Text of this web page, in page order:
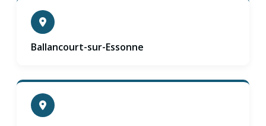
Ballancourt-sur-Essonne